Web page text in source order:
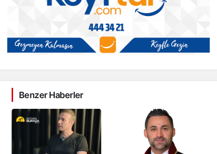
Benzer Haberler